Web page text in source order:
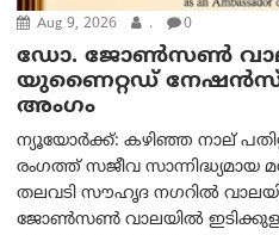
Aug 9, 2026 . 0
ഡോ. ജോൺസൺ
യുണൈറ്റഡ്
അംഗം
ന്യൂയോര്‍ക്ക്: കഴിഞ്ഞ നാല്
രംഗത്ത് സജീവ
തലവടി സൗഹൃദ നഗറിൽ
ജോൺസൺ വാലയിൽ